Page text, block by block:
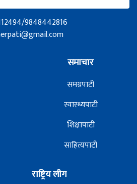
9848442816
समाचार
समग्रपाटी
स्वास्थ्यपाटी
शिक्षापाटी
साहित्यपाटी
राष्ट्रिय लीग